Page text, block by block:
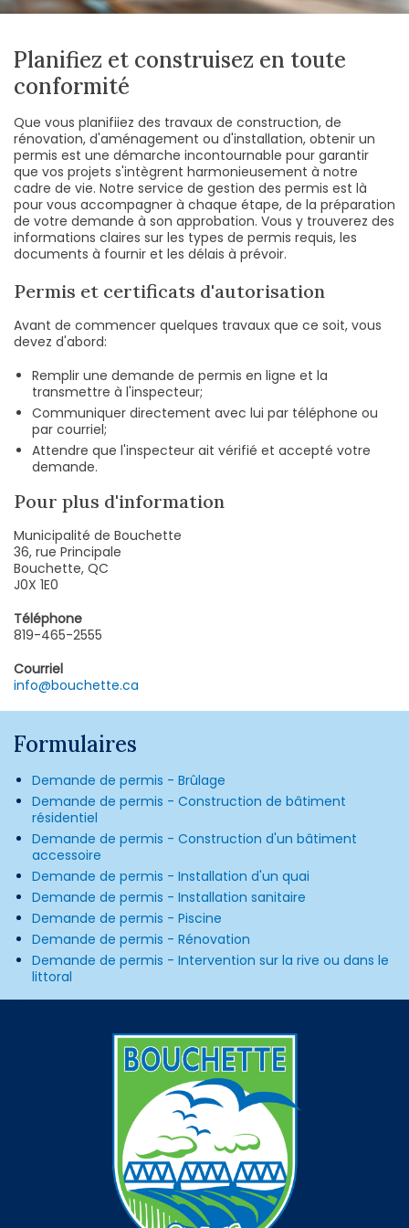
Planifiez et construisez en toute
conformité
Que vous planifiiez des travaux de construction, de
rénovation, d'aménagement ou d'installation, obtenir un
permis est une démarche incontournable pour garantir
que vos projets s'intègrent harmonieusement à notre
cadre de vie. Notre service de gestion des permis est là
pour vous accompagner à chaque étape, de la préparation
de votre demande à son approbation. Vous y trouverez des
informations claires sur les types de permis requis, les
documents à fournir et les délais à prévoir.
Permis et certificats d'autorisation
Avant de commencer quelques travaux que ce soit, vous
devez d'abord:
Remplir une demande de permis en ligne et la
transmettre à l'inspecteur;
Communiquer directement avec lui par téléphone ou
par courriel;
Attendre que l'inspecteur ait vérifié et accepté votre
demande.
Pour plus d'information
Municipalité de Bouchette
36, rue Principale
Bouchette, QC
J0X 1E0
Téléphone
819-465-2555
Courriel
info@bouchette.ca
Formulaires
Demande de permis - Brûlage
Demande de permis - Construction de bâtiment
résidentiel
Demande de permis - Construction d'un bâtiment
accessoire
Demande de permis - Installation d'un quai
Demande de permis - Installation sanitaire
Demande de permis - Piscine
Demande de permis - Rénovation
Demande de permis - Intervention sur la rive ou dans le
littoral